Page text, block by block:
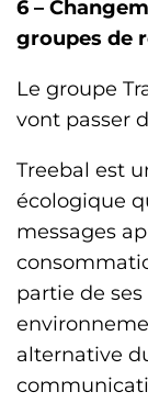
6 –
groupes de
Le groupe
vont passer
Treebal est
écologique
messages
partie de
alternative